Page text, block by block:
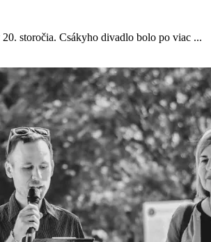
storočia. Csákyho divadlo bolo po viac ...